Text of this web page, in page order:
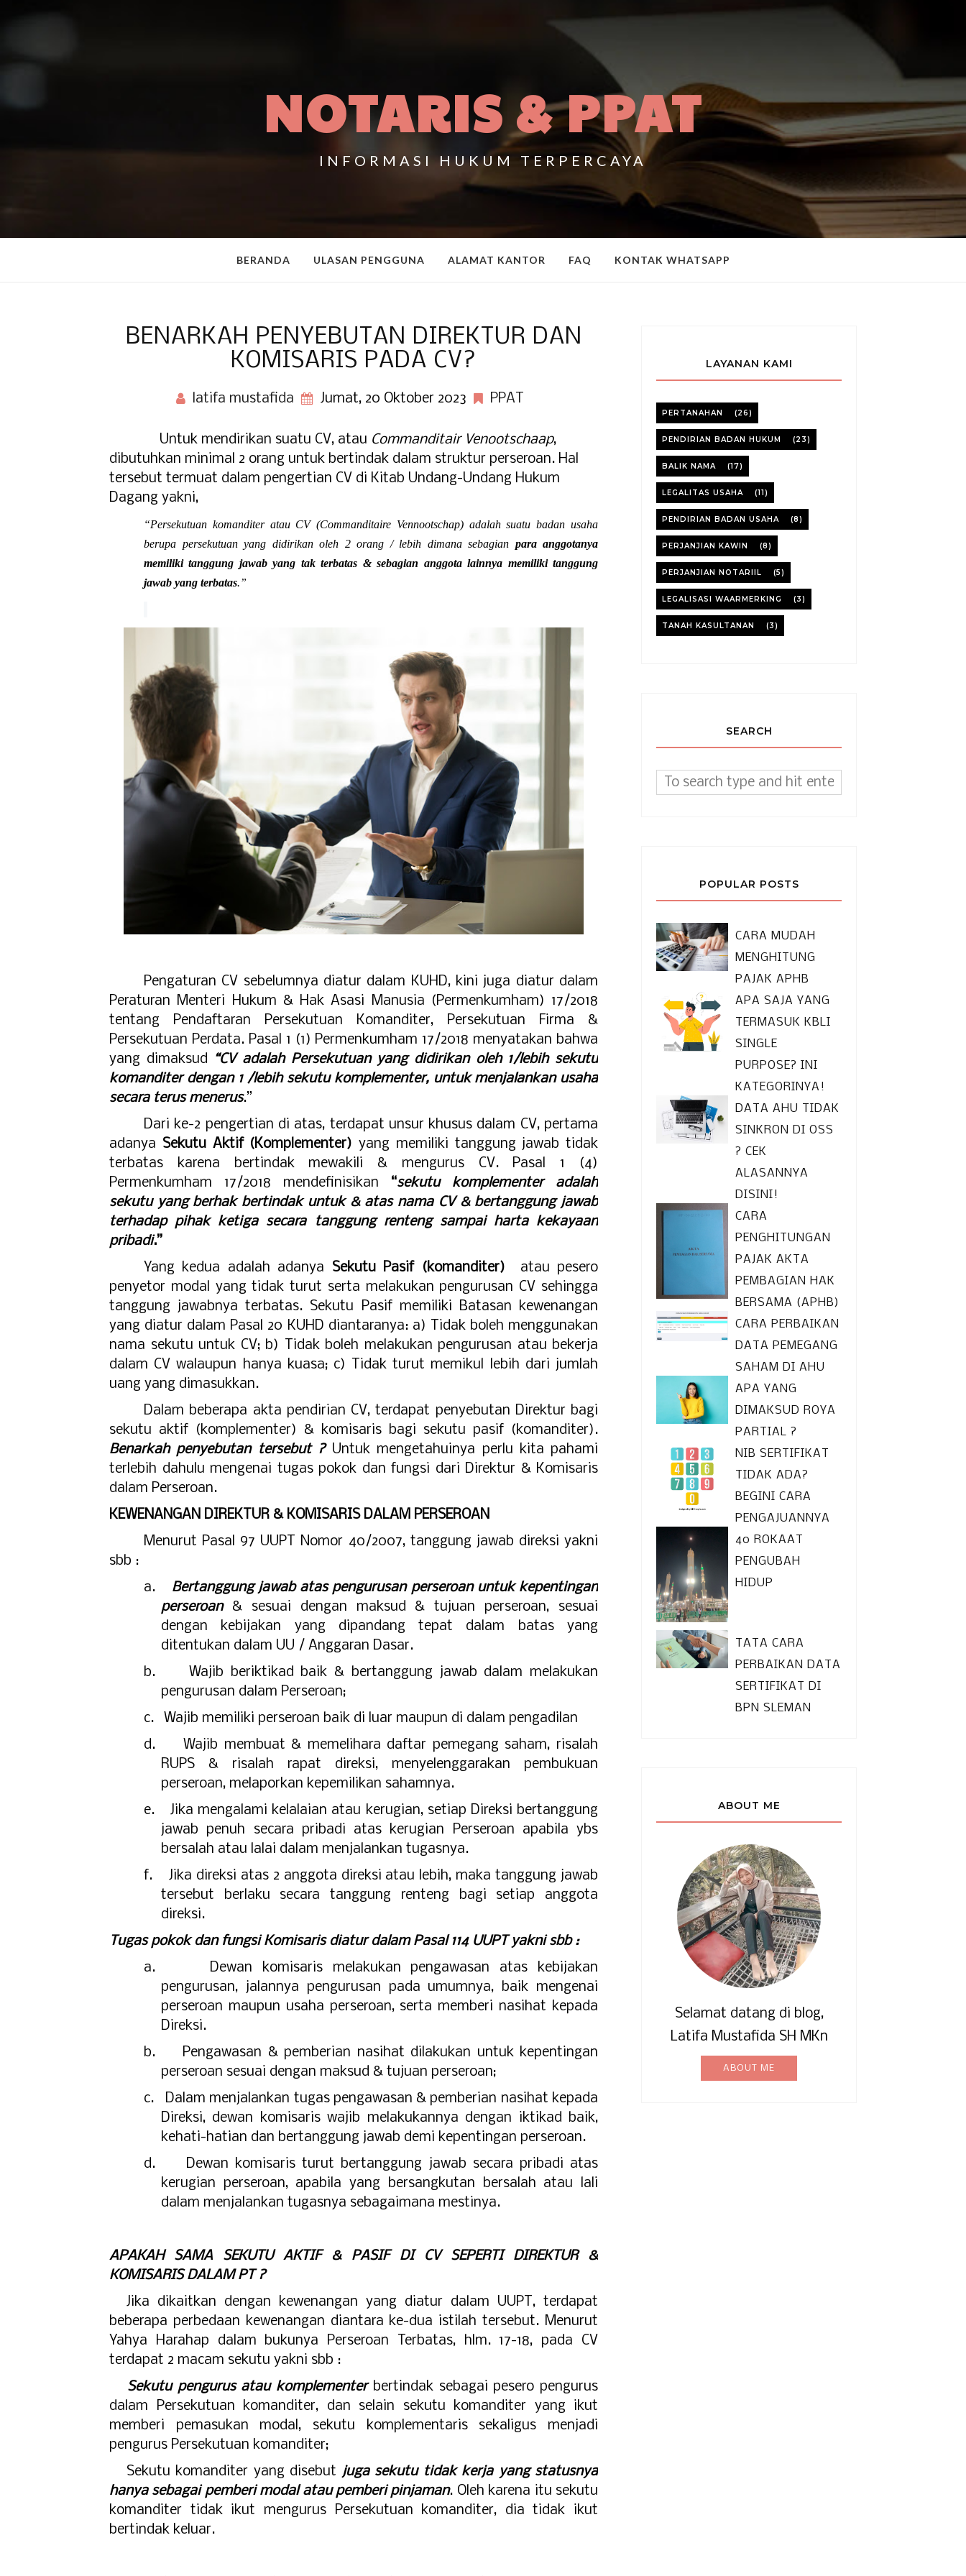
NOTARIS & PPAT
INFORMASI HUKUM TERPERCAYA
BERANDA ULASAN PENGGUNA ALAMAT KANTOR FAQ KONTAK WHATSAPP
BENARKAH PENYEBUTAN DIREKTUR DAN
KOMISARIS PADA CV?
latifa mustafida Jumat, 20 Oktober 2023 PPAT
Untuk mendirikan suatu CV, atau Commanditair Venootschaap,
dibutuhkan minimal 2 orang untuk bertindak dalam struktur perseroan. Hal
tersebut termuat dalam pengertian CV di Kitab Undang-Undang Hukum
Dagang yakni,
“Persekutuan komanditer atau CV (Commanditaire Vennootschap) adalah suatu badan usaha
berupa persekutuan yang didirikan oleh 2 orang / lebih dimana sebagian para anggotanya
memiliki tanggung jawab yang tak terbatas & sebagian anggota lainnya memiliki tanggung
jawab yang terbatas.”
Pengaturan CV sebelumnya diatur dalam KUHD, kini juga diatur dalam
Peraturan Menteri Hukum & Hak Asasi Manusia (Permenkumham) 17/2018
tentang Pendaftaran Persekutuan Komanditer, Persekutuan Firma &
Persekutuan Perdata. Pasal 1 (1) Permenkumham 17/2018 menyatakan bahwa
yang dimaksud
“CV adalah Persekutuan yang didirikan oleh 1/lebih sekutu
komanditer dengan 1 /lebih sekutu komplementer, untuk menjalankan usaha
secara terus menerus.”
Dari ke-2 pengertian di atas, terdapat unsur khusus dalam CV, pertama
adanya Sekutu Aktif (Komplementer) yang memiliki tanggung jawab tidak
terbatas karena bertindak mewakili & mengurus CV. Pasal 1 (4)
Permenkumham 17/2018 mendefinisikan “sekutu komplementer adalah
sekutu yang berhak bertindak untuk & atas nama CV & bertanggung jawab
terhadap pihak ketiga secara tanggung renteng sampai harta kekayaan
pribadi.”
Yang kedua adalah adanya Sekutu Pasif (komanditer) atau pesero
penyetor modal yang tidak turut serta melakukan pengurusan CV sehingga
tanggung jawabnya terbatas. Sekutu Pasif memiliki Batasan kewenangan
yang diatur dalam Pasal 20 KUHD diantaranya: a) Tidak boleh menggunakan
nama sekutu untuk CV; b) Tidak boleh melakukan pengurusan atau bekerja
dalam CV walaupun hanya kuasa; c) Tidak turut memikul lebih dari jumlah
uang yang dimasukkan.
Dalam beberapa akta pendirian CV, terdapat penyebutan Direktur bagi
sekutu aktif (komplementer) & komisaris bagi sekutu pasif (komanditer).
Benarkah penyebutan tersebut ? Untuk mengetahuinya perlu kita pahami
terlebih dahulu mengenai tugas pokok dan fungsi dari Direktur & Komisaris
dalam Perseroan.
KEWENANGAN DIREKTUR & KOMISARIS DALAM PERSEROAN
Menurut Pasal 97 UUPT Nomor 40/2007, tanggung jawab direksi yakni
sbb :
a.
Bertanggung jawab atas pengurusan perseroan untuk kepentingan
perseroan& sesuai dengan maksud & tujuan perseroan, sesuai
dengan kebijakan yang dipandang tepat dalam batas yang
ditentukan dalam UU / Anggaran Dasar.
b.
Wajib beriktikad baik & bertanggung jawab dalam melakukan
pengurusan dalam Perseroan;
c.
Wajib memiliki perseroan baik di luar maupun di dalam pengadilan
d.
Wajib membuat & memelihara daftar pemegang saham, risalah
RUPS & risalah rapat direksi, menyelenggarakan pembukuan
perseroan, melaporkan kepemilikan sahamnya.
e.
Jika mengalami kelalaian atau kerugian, setiap Direksi bertanggung
jawab penuh secara pribadi atas kerugian Perseroan apabila ybs
bersalah atau lalai dalam menjalankan tugasnya.
f.
Jika direksi atas 2 anggota direksi atau lebih, maka tanggung jawab
tersebut berlaku secara tanggung renteng bagi setiap anggota
direksi.
Tugas pokok dan fungsi Komisaris diatur dalam Pasal 114 UUPT yakni sbb :
a.
Dewan komisaris melakukan pengawasan atas kebijakan
pengurusan, jalannya pengurusan pada umumnya, baik mengenai
perseroan maupun usaha perseroan, serta memberi nasihat kepada
Direksi.
b.
Pengawasan & pemberian nasihat dilakukan untuk kepentingan
perseroan sesuai dengan maksud & tujuan perseroan;
c.
Dalam menjalankan tugas pengawasan & pemberian nasihat kepada
Direksi, dewan komisaris wajib melakukannya dengan iktikad baik,
kehati-hatian dan bertanggung jawab demi kepentingan perseroan.
d.
Dewan komisaris turut bertanggung jawab secara pribadi atas
kerugian perseroan, apabila yang bersangkutan bersalah atau lali
dalam menjalankan tugasnya sebagaimana mestinya.
APAKAH SAMA SEKUTU AKTIF & PASIF DI CV SEPERTI DIREKTUR &
KOMISARIS DALAM PT ?
Jika dikaitkan dengan kewenangan yang diatur dalam UUPT, terdapat
beberapa perbedaan kewenangan diantara ke-dua istilah tersebut. Menurut
Yahya Harahap dalam bukunya Perseroan Terbatas, hlm. 17-18, pada CV
terdapat 2 macam sekutu yakni sbb :
Sekutu pengurus atau komplementerbertindak sebagai pesero pengurus
dalam Persekutuan komanditer, dan selain sekutu komanditer yang ikut
memberi pemasukan modal, sekutu komplementaris sekaligus menjadi
pengurus Persekutuan komanditer;
Sekutu komanditer yang disebut juga sekutu tidak kerja yang statusnya
hanya sebagai pemberi modal atau pemberi pinjaman. Oleh karena itu sekutu
komanditer tidak ikut mengurus Persekutuan komanditer, dia tidak ikut
bertindak keluar.
LAYANAN KAMI
PERTANAHAN (26)
PENDIRIAN BADAN HUKUM (23)
BALIK NAMA (17)
LEGALITAS USAHA (11)
PENDIRIAN BADAN USAHA (8)
PERJANJIAN KAWIN (8)
PERJANJIAN NOTARIIL (5)
LEGALISASI WAARMERKING (3)
TANAH KASULTANAN (3)
SEARCH
POPULAR POSTS
CARA MUDAH
MENGHITUNG
PAJAK APHB
APA SAJA YANG
TERMASUK KBLI
SINGLE
PURPOSE? INI
KATEGORINYA!
DATA AHU TIDAK
SINKRON DI OSS
? CEK
ALASANNYA
DISINI!
CARA
PENGHITUNGAN
PAJAK AKTA
PEMBAGIAN HAK
BERSAMA (APHB)
CARA PERBAIKAN
DATA PEMEGANG
SAHAM DI AHU
APA YANG
DIMAKSUD ROYA
PARTIAL ?
NIB SERTIFIKAT
TIDAK ADA?
BEGINI CARA
PENGAJUANNYA
40 ROKAAT
PENGUBAH
HIDUP
TATA CARA
PERBAIKAN DATA
SERTIFIKAT DI
BPN SLEMAN
ABOUT ME
Selamat datang di blog,
Latifa Mustafida SH MKn
ABOUT ME